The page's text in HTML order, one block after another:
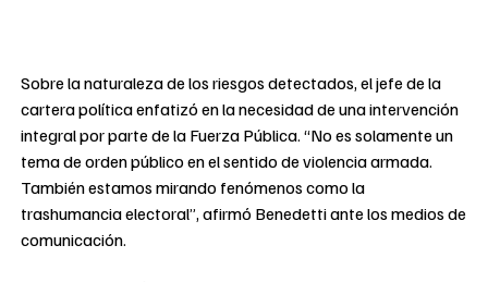
Sobre la naturaleza de los riesgos detectados, el jefe de la
cartera política enfatizó en la necesidad de una intervención
integral por parte de la Fuerza Pública. “No es solamente un
tema de orden público en el sentido de violencia armada.
También estamos mirando fenómenos como la
trashumancia electoral”, afirmó Benedetti ante los medios de
comunicación.